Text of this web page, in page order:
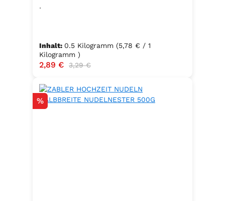
.
Inhalt: 0.5 Kilogramm (5,78 € / 1
Kilogramm )
Verkaufspreis:
2,89 € Regulärer Preis:
3,29 €
Rabatt
%